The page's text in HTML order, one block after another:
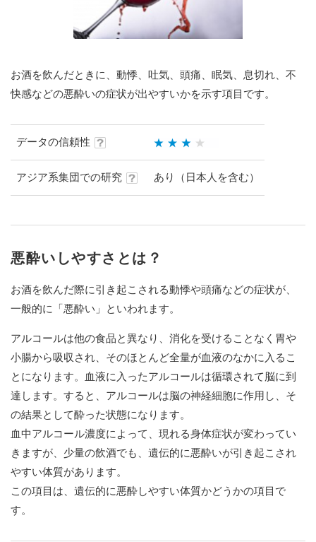
お酒を飲んだときに、動悸、吐気、頭痛、眠気、息切れ、不
快感などの悪酔いの症状が出やすいかを示す項目です。
データの信頼性
アジア系集団での研究 あり（日本人を含む）
悪酔いしやすさとは？
お酒を飲んだ際に引き起こされる動悸や頭痛などの症状が、
一般的に「悪酔い」といわれます。
アルコールは他の食品と異なり、消化を受けることなく胃や
小腸から吸収され、そのほとんど全量が血液のなかに入るこ
とになります。血液に入ったアルコールは循環されて脳に到
達します。すると、アルコールは脳の神経細胞に作用し、そ
の結果として酔った状態になります。
血中アルコール濃度によって、現れる身体症状が変わってい
きますが、少量の飲酒でも、遺伝的に悪酔いが引き起こされ
やすい体質があります。
この項目は、遺伝的に悪酔しやすい体質かどうかの項目で
す。